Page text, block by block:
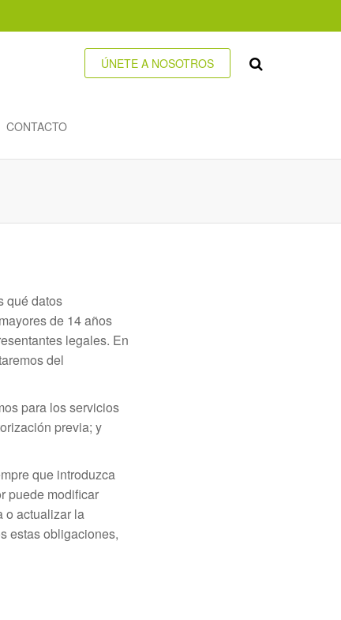
ÚNETE A NOSOTROS
CONTACTO
qué datos
de 14 años
legales. En
del
para los servicios
previa; y
que introduzca
puede modificar
o actualizar la
estas obligaciones,